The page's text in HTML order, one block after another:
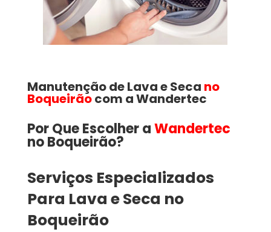
Manutenção de Lava e Seca no
Boqueirãocom a Wandertec
Por Que Escolher aWandertec
no Boqueirão​​​?
Serviços Especializados
Para Lava e Seca no
Boqueirão